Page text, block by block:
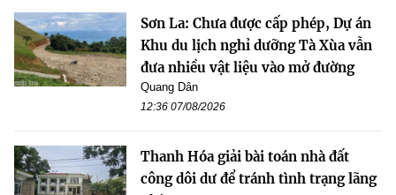
Sơn La: Chưa được cấp phép, Dự án
Khu du lịch nghỉ dưỡng Tà Xùa vẫn
đưa nhiều vật liệu vào mở đường
Quang Dân
12:36 07/08/2026
Thanh Hóa giải bài toán nhà đất
công dôi dư để tránh tình trạng lãng